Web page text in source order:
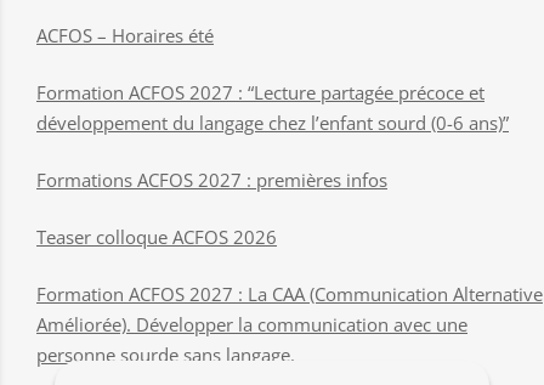
ACFOS – Horaires été
Formation ACFOS 2027 : “Lecture partagée précoce et
développement du langage chez l’enfant sourd (0-6 ans)”
Formations ACFOS 2027 : premières infos
Teaser colloque ACFOS 2026
Formation ACFOS 2027 : La CAA (Communication Alternative
Améliorée). Développer la communication avec une
personne sourde sans langage.